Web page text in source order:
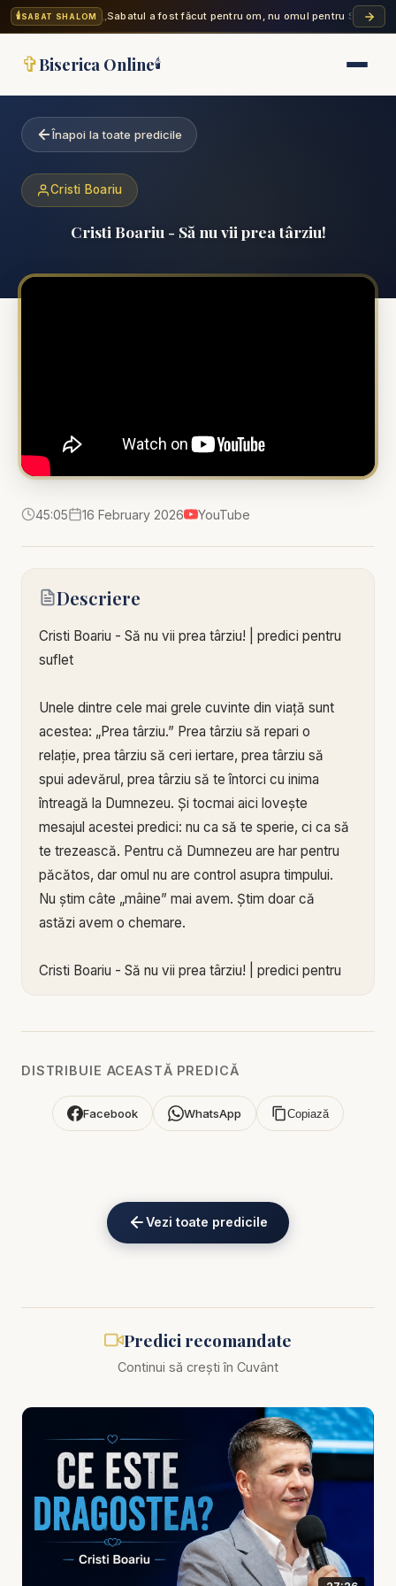
🕯️SABAT SHALOM „Sabatul a fost făcut pentru om, nu omul pentru Sabat.
✞Biserica Online🕯️
Înapoi la toate predicile
Cristi Boariu
Cristi Boariu - Să nu vii prea târziu!
45:05 16 February 2026 YouTube
Descriere
Cristi Boariu - Să nu vii prea târziu! | predici pentru
suflet
Unele dintre cele mai grele cuvinte din viață sunt
acestea: „Prea târziu.” Prea târziu să repari o
relație, prea târziu să ceri iertare, prea târziu să
spui adevărul, prea târziu să te întorci cu inima
întreagă la Dumnezeu. Și tocmai aici lovește
mesajul acestei predici: nu ca să te sperie, ci ca să
te trezească. Pentru că Dumnezeu are har pentru
păcătos, dar omul nu are control asupra timpului.
Nu știm câte „mâine” mai avem. Știm doar că
astăzi avem o chemare.
Cristi Boariu - Să nu vii prea târziu! | predici pentru
vorbește despre pericolul amânării spirituale: acel
„după ce trece perioada”, „după ce se liniștește
nu vine niciodată, pentru că amânarea nu este
lipsă de ocazii, ci un fel de a trăi. Iar păcatul
aceeași stare, cu conștiința apăsată, dar cu
zâmbetul pus.
Cristi Boariu - Să nu vii prea târziu! | predici pentru
Mesajul te duce în zona aceea serioasă în care
Dumnezeu îți vorbește clar: nu amâna pocăința, nu
amâna împăcarea, nu amâna ascultarea. Nu pentru
că Dumnezeu ar fi nerăbdător, ci pentru că te
iubește. Harul nu este o scuză să trăiești la limită,
ci puterea să te ridici acum. Și există un adevăr
DISTRIBUIE ACEASTĂ PREDICĂ
Facebook WhatsApp Copiază
Vezi toate predicile
Predici recomandate
Continui să crești în Cuvânt